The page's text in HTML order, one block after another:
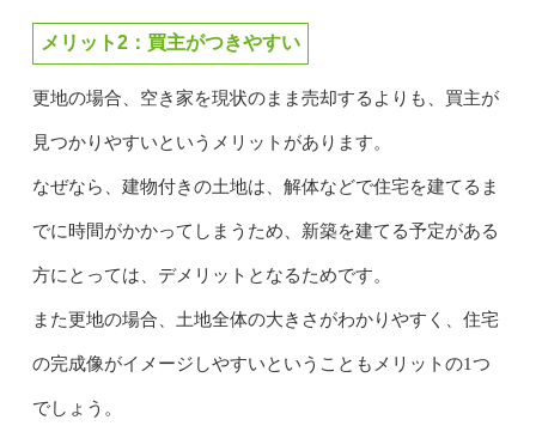
メリット2：買主がつきやすい
更地の場合、空き家を現状のまま売却するよりも、買主が
見つかりやすいというメリットがあります。
なぜなら、建物付きの土地は、解体などで住宅を建てるま
でに時間がかかってしまうため、新築を建てる予定がある
方にとっては、デメリットとなるためです。
また更地の場合、土地全体の大きさがわかりやすく、住宅
の完成像がイメージしやすいということもメリットの1つ
でしょう。